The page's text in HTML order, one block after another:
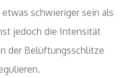
schwieriger sein als
jedoch die Intensität
der Belüftungsschlitze